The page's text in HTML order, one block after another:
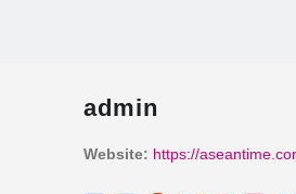
admin
Website: https://